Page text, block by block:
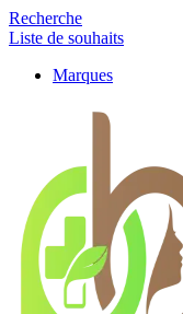
Recherche
Liste de souhaits
Marques